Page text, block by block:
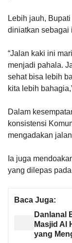
Lebih jauh,
diniatkan sebagai
“Jalan kaki ini
menjadi pahala.
sehat bisa lebih
kita lebih
Dalam
konsistensi
mengadakan
Ia juga
yang dilepas
Baca Juga:
Danlanal
Masjid Al
yang